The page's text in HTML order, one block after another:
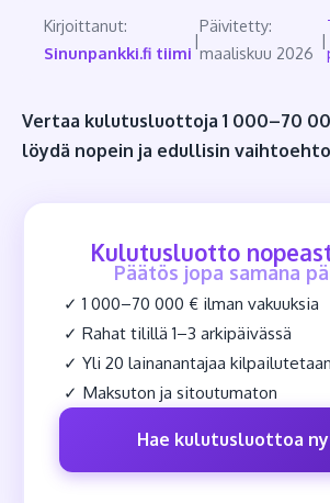
Kirjoittanut:
Sinunpankki.fi tiimi
|
Päivitetty:
maaliskuu 2026
|
Vertaa kulutusluottoja 1 000–70
löydä nopein ja edullisin
Kulutusluotto
Päätös jopa samana
✓ 1 000–70 000 € ilman vakuuksia
✓ Rahat tilillä 1–3 arkipäivässä
✓ Yli 20 lainanantajaa kilpailutetaan
✓ Maksuton ja sitoutumaton
Hae kulutusluottoa